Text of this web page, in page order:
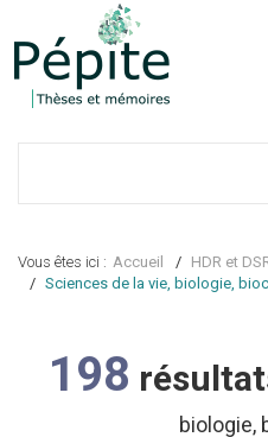
Vous êtes ici : Accueil HDR et
Sciences de la vie, biologie,
198
biologie,